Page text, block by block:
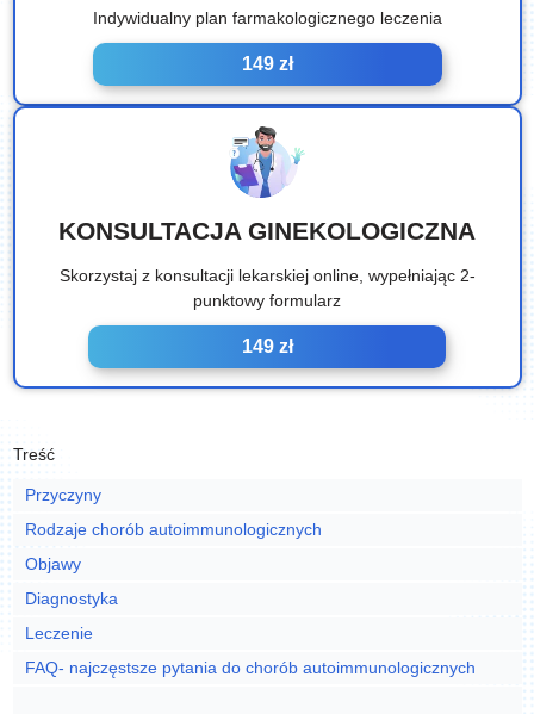
Indywidualny plan farmakologicznego leczenia
149 zł
KONSULTACJA GINEKOLOGICZNA
Skorzystaj z konsultacji lekarskiej online, wypełniając 2-
punktowy formularz
149 zł
Treść
Przyczyny
Rodzaje chorób autoimmunologicznych
Objawy
Diagnostyka
Leczenie
FAQ- najczęstsze pytania do chorób autoimmunologicznych